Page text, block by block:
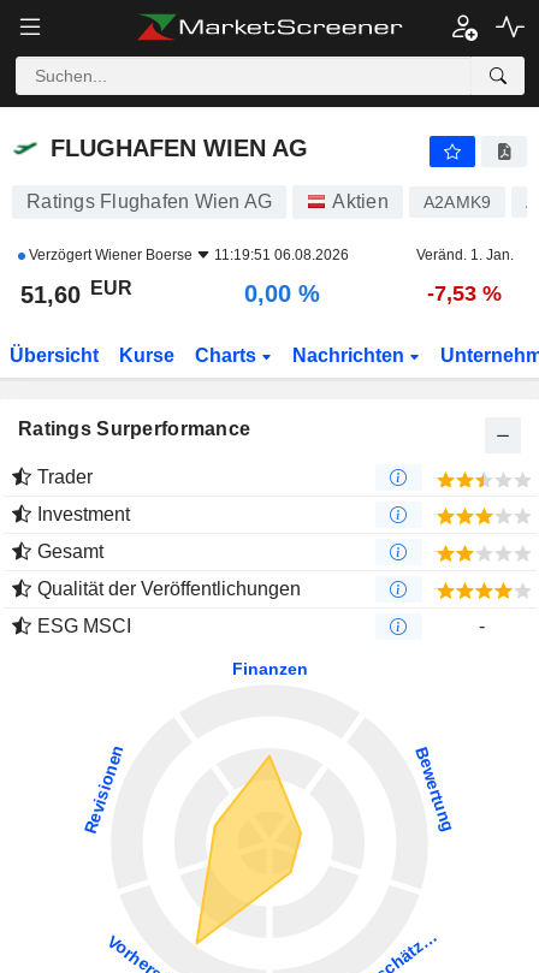
FLUGHAFEN WIEN AG
FLUGHAFEN WIEN AG
Ratings Flughafen Wien AG Aktien A2AMK9
VerzögertWiener Boerse 11:19:51 06.08.2026 Veränd. 1. Jan.
51,60 EUR 0,00 % -7,53 %
Übersicht Kurse Charts Nachrichten
Ratings Surperformance
Trader
Investment
Gesamt
Qualität der Veröffentlichungen
ESG MSCI
-